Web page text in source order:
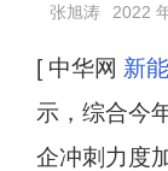
张旭涛 2022
[ 中华网 新
示，综合今
企冲刺力度